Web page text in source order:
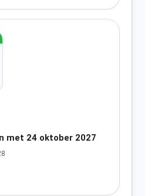
met 24 oktober 2027